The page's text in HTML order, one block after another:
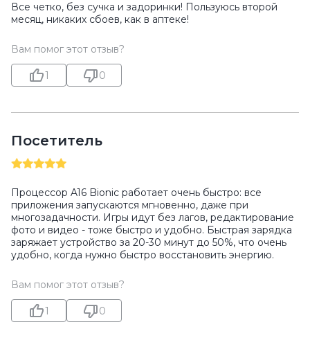
Все четко, без сучка и задоринки! Пользуюсь второй
месяц, никаких сбоев, как в аптеке!
Вам помог этот отзыв?
1 0
Посетитель
Процессор A16 Bionic работает очень быстро: все
приложения запускаются мгновенно, даже при
многозадачности. Игры идут без лагов, редактирование
фото и видео - тоже быстро и удобно. Быстрая зарядка
заряжает устройство за 20-30 минут до 50%, что очень
удобно, когда нужно быстро восстановить энергию.
Вам помог этот отзыв?
1 0